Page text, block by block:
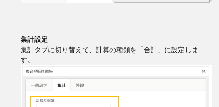
集計設定
集計タブに切り替えて、計算の種類を「合計」に設定しま
す。